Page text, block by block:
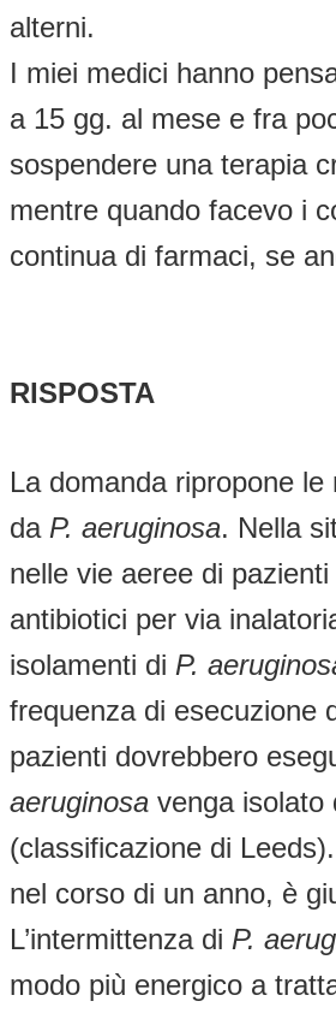
alterni.
I miei medici hanno
a 15 gg. al mese e fra
sospendere una terapia
mentre quando facevo i
continua di farmaci, se
RISPOSTA
La domanda ripropone
da P. aeruginosa. Nella
nelle vie aeree di
antibiotici per via
isolamenti di P.
frequenza di esecuzione
pazienti dovrebbero
aeruginosa venga isolato
(classificazione di
nel corso di un anno, è
L’intermittenza di P.
modo più energico a